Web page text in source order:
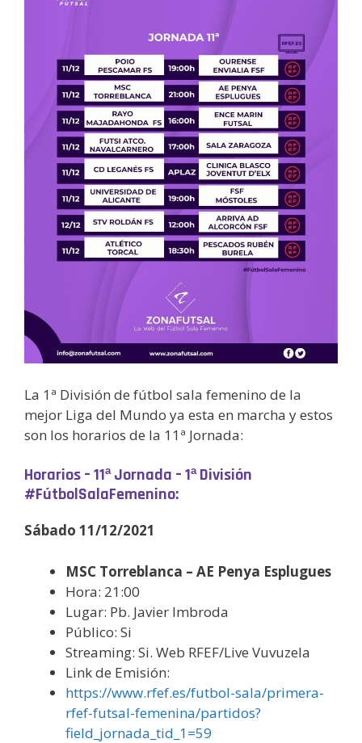
La 1ª División de fútbol sala femenino de la
mejor Liga del Mundo ya esta en marcha y estos
son los horarios de la 11ª Jornada:
Horarios – 11ª Jornada – 1ª División
#FútbolSalaFemenino:
Sábado 11/12/2021
MSC Torreblanca – AE Penya Esplugues
Hora: 21:00
Lugar: Pb. Javier Imbroda
Público: Si
Streaming: Si. Web RFEF/Live Vuvuzela
Link de Emisión:
https://www.rfef.es/futbol-sala/primera-
rfef-futsal-femenina/partidos?
field_jornada_tid_1=59